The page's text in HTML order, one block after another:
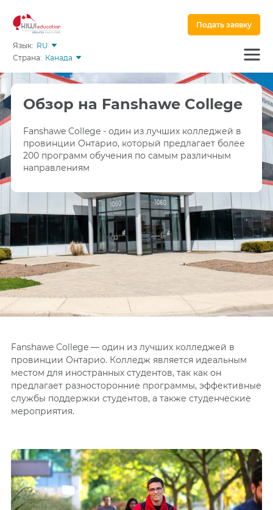
Язык: RU
Страна: Канада
Подать заявку
Обзор на Fanshawe College
Fanshawe College - один из лучших колледжей в
провинции Онтарио, который предлагает более
200 программ обучения по самым различным
направлениям
Fanshawe College — один из лучших колледжей в
провинции Онтарио. Колледж является идеальным
местом для иностранных студентов, так как он
предлагает разносторонние программы, эффективные
службы поддержки студентов, а также студенческие
мероприятия.